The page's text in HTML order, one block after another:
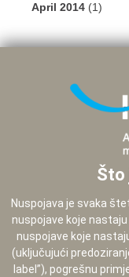
April 2014 (1)
Što
Nuspojava je svaka
nuspojave koje
nuspojave koje
(uključujući
label”), pogrešnu